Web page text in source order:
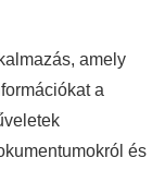
amely
a
és